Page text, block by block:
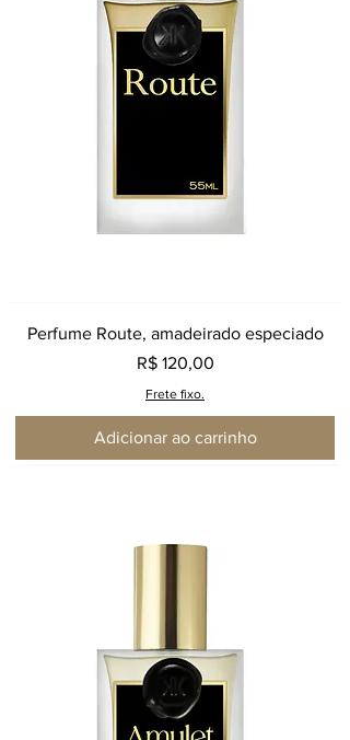
Perfume Route, amadeirado especiado
Preço
R$ 120,00
Frete fixo.
Adicionar ao carrinho